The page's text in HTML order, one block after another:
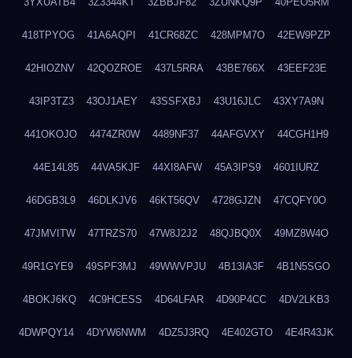
418TPYOG 41A6AQPI 41CR68ZC 428MPM7O 42EW9PZP
42HIOZNV 42QOZROE 437L5RRA 43BE766X 43EEF23E
43IP3TZ3 43OJ1AEY 43SSFXBJ 43U16JLC 43XY7A9N
441OKOJO 4474ZR0W 4489NF37 44AFGVXY 44CGH1H9
44E14L85 44VA5KJF 44XI8AFW 45A3IPS9 4601IURZ
46DGB3L9 46DLKJV6 46KT56QV 4728GJZN 47CQFY0O
47JMVITW 47TRZS70 47W8J2J2 48QJBQ0X 49MZ8W4O
49R1GYE9 49SPF3MJ 49WWVPJU 4B13IA3F 4B1N5SGO
4BOKJ6KQ 4C9HCESS 4D64LFAR 4D90P4CC 4DV2LKB3
4DWPQY14 4DYW6NWM 4DZ5J3RQ 4E402GTO 4E4R43JK